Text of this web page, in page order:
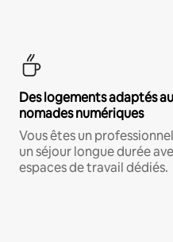
Des logements adaptés
nomades numériques
Vous êtes un
un séjour longue durée
espaces de travail dédiés.